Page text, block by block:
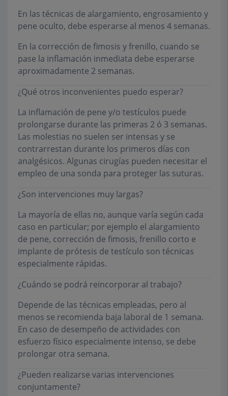
En las técnicas de alargamiento, engrosamiento y
pene oculto, debe esperarse al menos 4 semanas.
En la corrección de fimosis y frenillo, cuando se
pase la inflamación inmediata debe esperarse
aproximadamente 2 semanas.
¿Qué otros inconvenientes puedo esperar?
La inflamación de pene y/o testículos puede
prolongarse durante las primeras 2 ó 3 semanas.
Las molestias no suelen ser intensas y se
contrarrestan durante los primeros días con
analgésicos. Algunas cirugías pueden necesitar el
empleo de una sonda para proteger las suturas.
¿Son intervenciones muy largas?
La mayoría de ellas no, aunque varía según cada
caso en particular; por ejemplo el alargamiento
de pene, corrección de fimosis, frenillo corto e
implante de prótesis de testículo son técnicas
especialmente rápidas.
¿Cuándo se podrá reincorporar al trabajo?
Depende de las técnicas empleadas, pero al
menos se recomienda baja laboral de 1 semana.
En caso de desempeño de actividades con
esfuerzo físico especialmente intenso, se debe
prolongar otra semana.
¿Pueden realizarse varias intervenciones
conjuntamente?